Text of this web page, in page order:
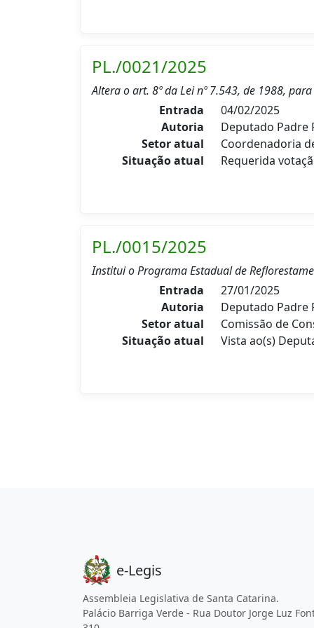
PL./0021/2025
Altera o art. 8º da Lei nº 7.543, de 1988,
Entrada
04/02/2025
Autoria
Deputado Padre
Setor atual
Coordenadoria
Situação atual
Requerida
PL./0015/2025
Institui o Programa Estadual de
Entrada
27/01/2025
Autoria
Deputado Padre
Setor atual
Comissão de
Situação atual
Vista ao(s)
e-Legis
Assembleia Legislativa de Santa Catarina.
Palácio Barriga Verde - Rua Doutor Jorge Luz